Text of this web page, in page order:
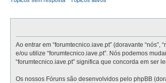
Ao entrar em “forumtecnico.iave.pt” (doravante
e/ou utilize “forumtecnico.iave.pt”. Nós podemos
“forumtecnico.iave.pt” significa que concorda em ser
Os nossos Fóruns são desenvolvidos pelo phpBB